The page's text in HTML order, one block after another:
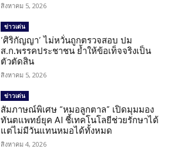
สิงหาคม 5, 2026
ข่าวเด่น
‘ศิริกัญญา’ ไม่หวั่นถูกตรวจสอบ ปม
ส.ก.พรรคประชาชน ย้ำให้ข้อเท็จจริงเป็น
ตัวตัดสิน
สิงหาคม 5, 2026
ข่าวเด่น
สัมภาษณ์พิเศษ “หมอลูกตาล” เปิดมุมมอง
ทันตแพทย์ยุค AI ชี้เทคโนโลยีช่วยรักษาได้
แต่ไม่มีวันแทนหมอได้ทั้งหมด
สิงหาคม 4, 2026